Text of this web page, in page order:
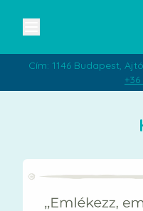
Cím: 1146 Budapest,